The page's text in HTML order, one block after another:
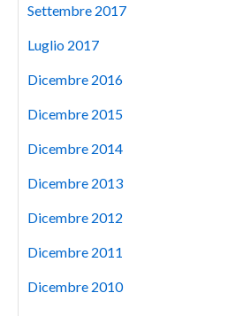
Settembre 2017
Luglio 2017
Dicembre 2016
Dicembre 2015
Dicembre 2014
Dicembre 2013
Dicembre 2012
Dicembre 2011
Dicembre 2010